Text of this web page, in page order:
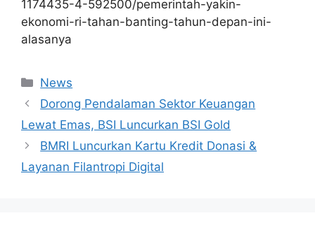
1174435-4-592500/pemerintah-yakin-
ekonomi-ri-tahan-banting-tahun-depan-ini-
alasanya
Kategori
News
Dorong Pendalaman Sektor Keuangan
Lewat Emas, BSI Luncurkan BSI Gold
BMRI Luncurkan Kartu Kredit Donasi &
Layanan Filantropi Digital